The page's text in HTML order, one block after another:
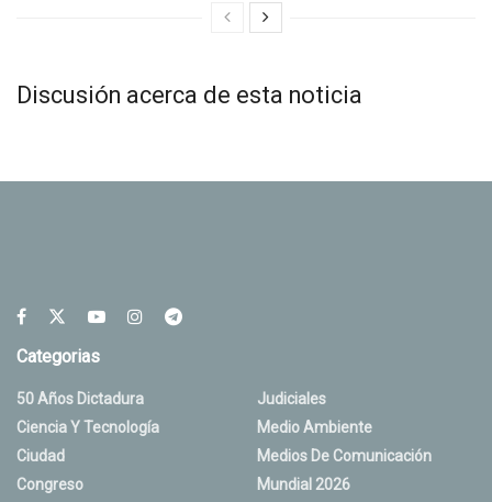
Discusión acerca de esta noticia
Categorias
50 Años Dictadura
Ciencia Y Tecnología
Ciudad
Congreso
Judiciales
Medio Ambiente
Medios De Comunicación
Mundial 2026